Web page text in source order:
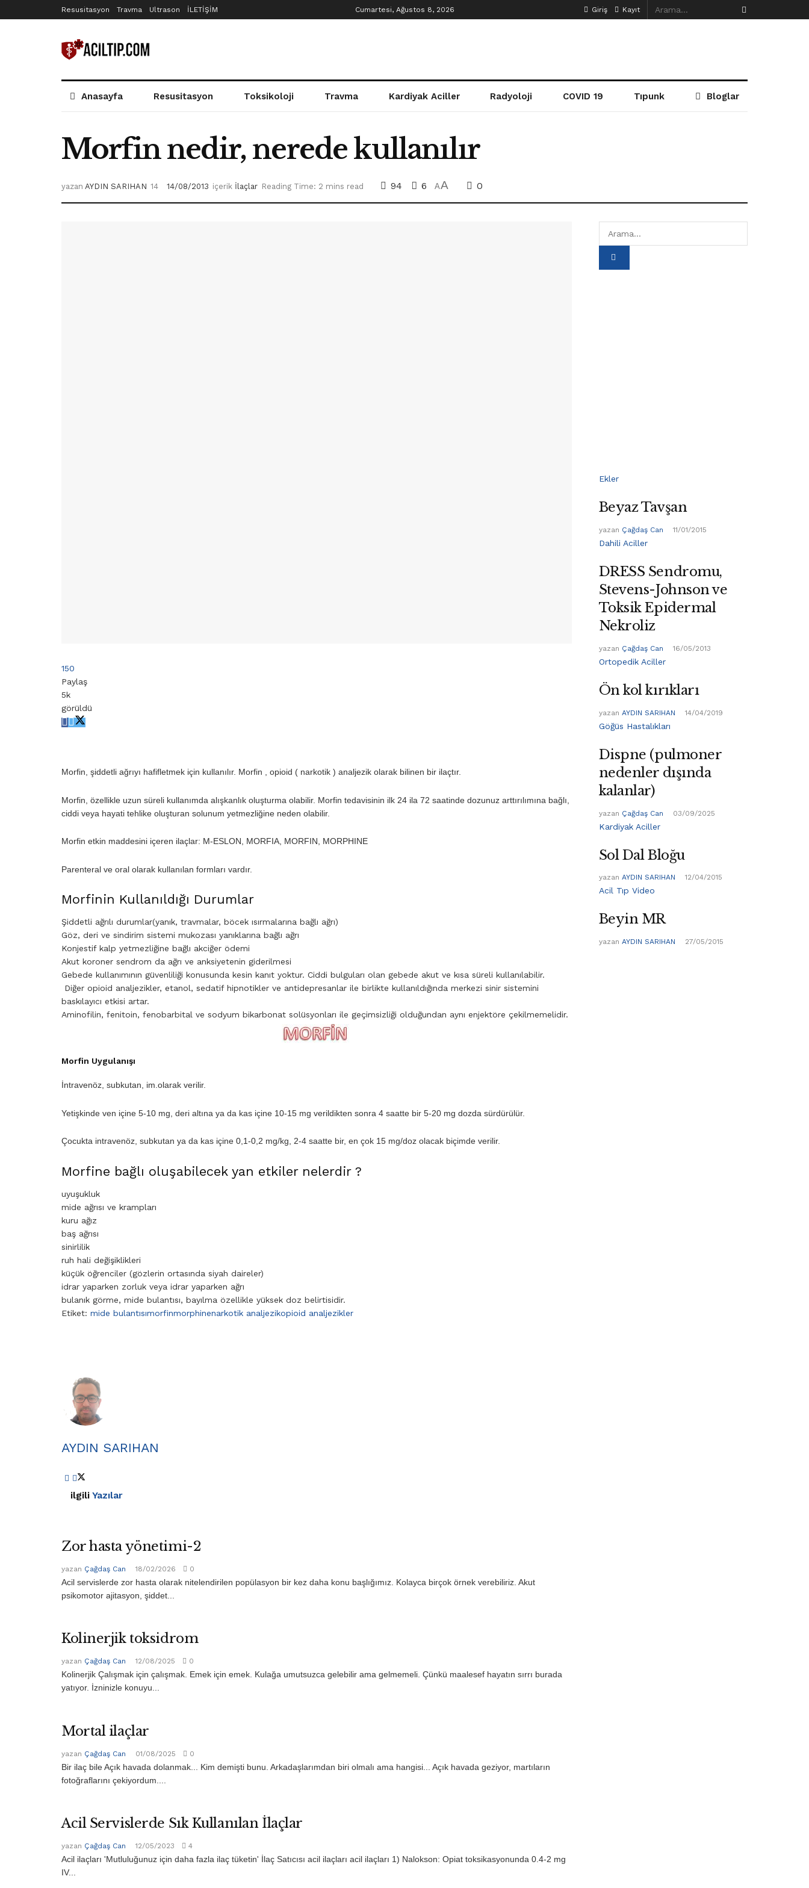
Resusitasyon Travma Ultrason İLETİŞİM Cumartesi, Ağustos 8, 2026 Giriş Kayıt
Anasayfa Resusitasyon Toksikoloji Travma Kardiyak Aciller Radyoloji COVID 19 Tıpunk Bloglar
Morfin nedir, nerede kullanılır
yazan AYDIN SARIHAN 14/08/2013 içerik İlaçlar Reading Time: 2 mins read 94 6 AA 0
150
Paylaş
5k
görüldü
Morfin, şiddetli ağrıyı hafifletmek için kullanılır. Morfin , opioid ( narkotik ) analjezik olarak bilinen bir ilaçtır.
Morfin, özellikle uzun süreli kullanımda alışkanlık oluşturma olabilir. Morfin tedavisinin ilk 24 ila 72 saatinde dozunuz arttırılımına bağlı,
ciddi veya hayati tehlike oluşturan solunum yetmezliğine neden olabilir.
Morfin etkin maddesini içeren ilaçlar: M-ESLON, MORFIA, MORFIN, MORPHINE
Parenteral ve oral olarak kullanılan formları vardır.
Morfinin Kullanıldığı Durumlar
Şiddetli ağrılı durumlar(yanık, travmalar, böcek ısırmalarına bağlı ağrı)
Göz, deri ve sindirim sistemi mukozası yanıklarına bağlı ağrı
Konjestif kalp yetmezliğine bağlı akciğer ödemi
Akut koroner sendrom da ağrı ve anksiyetenin giderilmesi
Gebede kullanımının güvenliliği konusunda kesin kanıt yoktur. Ciddi bulguları olan gebede akut ve kısa süreli kullanılabilir.
Diğer opioid analjezikler, etanol, sedatif hipnotikler ve antidepresanlar ile birlikte kullanıldığında merkezi sinir sistemini
baskılayıcı etkisi artar.
Aminofilin, fenitoin, fenobarbital ve sodyum bikarbonat solüsyonları ile geçimsizliği olduğundan aynı enjektöre çekilmemelidir.
Morfin Uygulanışı
İntravenöz, subkutan, im.olarak verilir.
Yetişkinde ven içine 5-10 mg, deri altına ya da kas içine 10-15 mg verildikten sonra 4 saatte bir 5-20 mg dozda sürdürülür.
Çocukta intravenöz, subkutan ya da kas içine 0,1-0,2 mg/kg, 2-4 saatte bir, en çok 15 mg/doz olacak biçimde verilir.
Morfine bağlı oluşabilecek yan etkiler nelerdir ?
uyuşukluk
mide ağrısı ve krampları
kuru ağız
baş ağrısı
sinirlilik
ruh hali değişiklikleri
küçük öğrenciler (gözlerin ortasında siyah daireler)
idrar yaparken zorluk veya idrar yaparken ağrı
bulanık görme, mide bulantısı, bayılma özellikle yüksek doz belirtisidir.
Etiket: mide bulantısımorfinmorphinenarkotik analjezikopioid analjezikler
AYDIN SARIHAN
ilgili Yazılar
Zor hasta yönetimi-2
yazan Çağdaş Can 18/02/2026 0
Acil servislerde zor hasta olarak nitelendirilen popülasyon bir kez daha konu başlığımız. Kolayca birçok örnek verebiliriz. Akut
psikomotor ajitasyon, şiddet...
Kolinerjik toksidrom
yazan Çağdaş Can 12/08/2025 0
Kolinerjik Çalışmak için çalışmak. Emek için emek. Kulağa umutsuzca gelebilir ama gelmemeli. Çünkü maalesef hayatın sırrı burada
yatıyor. İzninizle konuyu...
Mortal ilaçlar
yazan Çağdaş Can 01/08/2025 0
Bir ilaç bile Açık havada dolanmak... Kim demişti bunu. Arkadaşlarımdan biri olmalı ama hangisi... Açık havada geziyor, martıların
fotoğraflarını çekiyordum....
Acil Servislerde Sık Kullanılan İlaçlar
yazan Çağdaş Can 12/05/2023 4
Acil ilaçları 'Mutluluğunuz için daha fazla ilaç tüketin' İlaç Satıcısı acil ilaçları acil ilaçları 1) Nalokson: Opiat toksikasyonunda 0.4-2 mg
IV...
Ekler
Beyaz Tavşan
yazan Çağdaş Can 11/01/2015
Dahili Aciller
DRESS Sendromu,
Stevens-Johnson ve
Toksik Epidermal
Nekroliz
yazan Çağdaş Can 16/05/2013
Ortopedik Aciller
Ön kol kırıkları
yazan AYDIN SARIHAN 14/04/2019
Göğüs Hastalıkları
Dispne (pulmoner
nedenler dışında
kalanlar)
yazan Çağdaş Can 03/09/2025
Kardiyak Aciller
Sol Dal Bloğu
yazan AYDIN SARIHAN 12/04/2015
Acil Tıp Video
Beyin MR
yazan AYDIN SARIHAN 27/05/2015